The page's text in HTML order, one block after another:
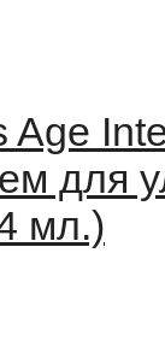
Age
для
мл.)